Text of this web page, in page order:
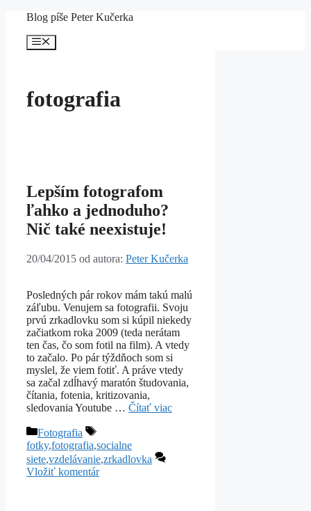
Preskočiť
Blog píše Peter Kučerka
Menu
fotografia
Lepším fotografom
ľahko a jednoduho?
Nič také neexistuje!
20/04/2015 od autora: Peter Kučerka
Posledných pár rokov mám takú malú
záľubu. Venujem sa fotografii. Svoju
prvú zrkadlovku som si kúpil niekedy
začiatkom roka 2009 (teda nerátam
ten čas, čo som fotil na film). A vtedy
to začalo. Po pár týždňoch som si
myslel, že viem fotiť. A práve vtedy
sa začal zdĺhavý maratón študovania,
čítania, fotenia, kritizovania,
sledovania Youtube … Čítať viac
Kategórie
Fotografia
Značky
fotky,fotografia,socialne
siete,vzdelávanie,zrkadlovka
Vložiť komentár